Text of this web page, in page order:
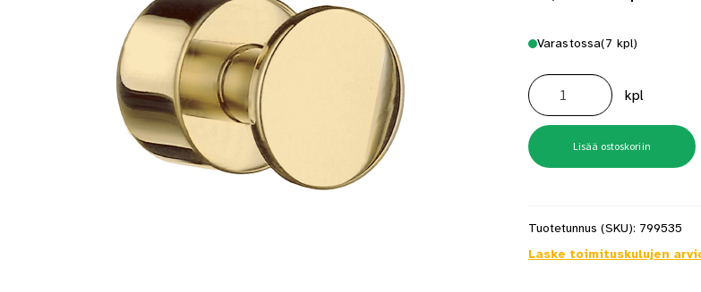
Varastossa(7 kpl)
Nuppikoukkupari
House
Messinki
määrä
kpl
Lisää ostoskoriin
Tuotetunnus (SKU): 799535
Laske toimituskulujen